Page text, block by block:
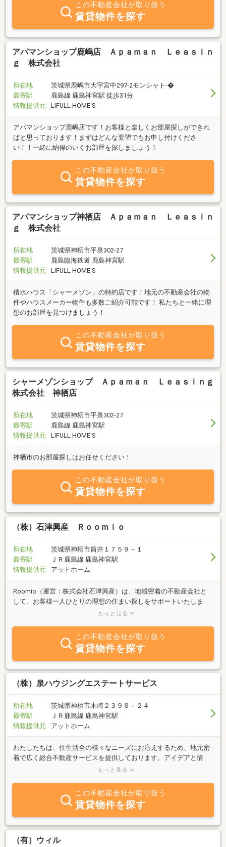
この不動産会社が取り扱う
賃貸物件を探す
アパマンショップ鹿嶋店 Ａｐａｍａｎ Ｌｅａｓｉｎ
ｇ 株式会社
所在地
茨城県鹿嶋市大字宮中297-2モンシャト-�
最寄駅
鹿島線 鹿島神宮駅 徒歩31分
情報提供元
LIFULL HOME'S
アパマンショップ鹿嶋店です！お客様と楽しくお部屋探しができれ
ばと思っております！まずはどんな要望でもお申し付けくださ
い！！一緒に納得のいくお部屋を探しましょう！
この不動産会社が取り扱う
賃貸物件を探す
アパマンショップ神栖店 Ａｐａｍａｎ Ｌｅａｓｉｎ
ｇ 株式会社
所在地
茨城県神栖市平泉302-27
最寄駅
鹿島臨海鉄道 鹿島神宮駅
情報提供元
LIFULL HOME'S
積水ハウス「シャーメゾン」の特約店です！地元の不動産会社の物
件やハウスメーカー物件も多数ご紹介可能です！ 私たちと一緒に理
想のお部屋を見つけましょう！
この不動産会社が取り扱う
賃貸物件を探す
シャーメゾンショップ Ａｐａｍａｎ Ｌｅａｓｉｎｇ
株式会社 神栖店
所在地
茨城県神栖市平泉302-27
最寄駅
鹿島線 鹿島神宮駅
情報提供元
LIFULL HOME'S
神栖市のお部屋探しはお任せください！
この不動産会社が取り扱う
賃貸物件を探す
（株）石津興産 Ｒｏｏｍｉｏ
所在地
茨城県神栖市筒井１７５９－１
最寄駅
ＪＲ鹿島線 鹿島神宮駅
情報提供元
アットホーム
Roomio（運営：株式会社石津興産）は、地域密着の不動産会社と
して、お客様一人ひとりの理想の住まい探しをサポートいたしま
す。「理想のくらしを、もっと近くに」を理念に、売買・賃貸・管
より大切にしています。単なる物件紹介にとどまらず、お客様のラ
イフプランや将来設計に寄り添った最適なご提案を心がけておりま
す。出会いからご契約、その先の暮らしまで。長く続く安心のパー
トナーとして、末永くお付き合いいただける企業を目指しておりま
す。ぜひ、お気軽にお問い合わせください。
もっと見る
この不動産会社が取り扱う
賃貸物件を探す
（株）泉ハウジングエステートサービス
所在地
茨城県神栖市木崎２３９８－２４
最寄駅
ＪＲ鹿島線 鹿島神宮駅
情報提供元
アットホーム
わたしたちは、住生活全の様々なニーズにお応えするため、地元密
着で広く総合不動産サービスを提供しております。アイデアと情
熱、最新ＩＴ技術の活用による住生活への貢献を通じ、神栖市・鹿
は、当社へおまかせください！
もっと見る
この不動産会社が取り扱う
賃貸物件を探す
（有）ウィル